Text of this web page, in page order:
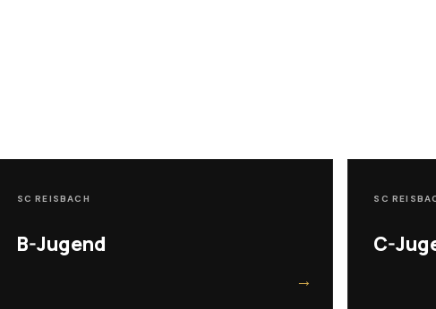
SC REISBACH
B-Jugend
→
SC
C-